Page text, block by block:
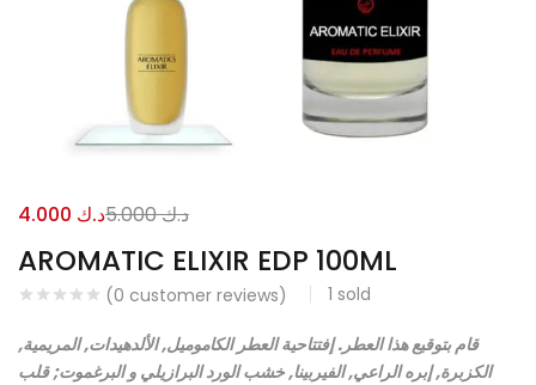
AROMATIC ELIXIR EDP 100ML
(0 customer reviews) 1 sold
د.ك د.ك5.000
قام بتوقيع هذا العطر. إفتتاحية العطر الكاموميل, الألدهيدات, المريمية,
الكزبرة, إبره الراعي, الفيربينا, خشب الورد البرازيلي و البرغموت; قلب
Lost password?
Continue with
Facebook
Continue with